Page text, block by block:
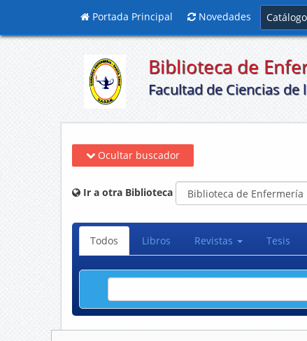
Portada Principal Novedades
Biblioteca de
Facultad de Ciencias de
Ocultar buscador
Ir a otra Biblioteca
Todos Libros Revistas Tesis